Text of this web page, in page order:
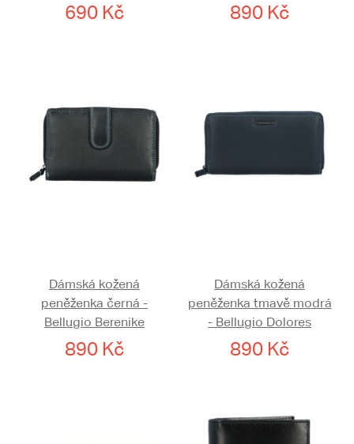
690 Kč 890 Kč
Dámská kožená
peněženka černá -
Bellugio Berenike
890 Kč
Dámská kožená
peněženka tmavě modrá
- Bellugio Dolores
890 Kč